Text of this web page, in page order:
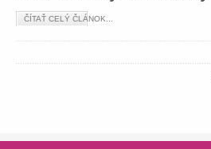
ČÍTAŤ CELÝ ČLÁNOK...